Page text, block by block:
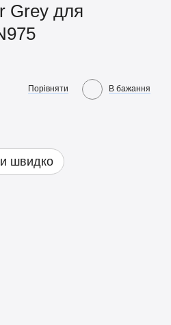
Grey для
Порівняти В бажання
швидко